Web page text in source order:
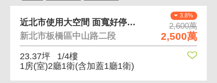
3.8%
2,600萬
2,500萬
近北市使用大空間 面寬好停車、室內使用空間大
新北市板橋區中山路二段
23.37坪
1/4樓
1房(室)2廳1衛(含加蓋1廳1衛)